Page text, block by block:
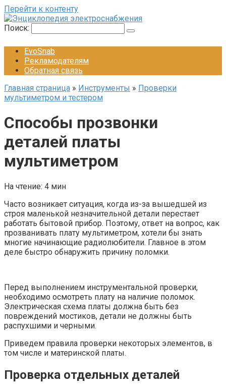
Перейти к контенту
Поиск:
EvoSnab
Рекламодателям
Обратная связь
Главная страница » Инструменты » Проверки
мультиметром и тестером
Способы прозвонки
деталей платы
мультиметром
На чтение: 4 мин
Часто возникает ситуация, когда из-за вышедшей из
строя маленькой незначительной детали перестает
работать бытовой прибор. Поэтому, ответ на вопрос, как
прозванивать плату мультиметром, хотели бы знать
многие начинающие радиолюбители. Главное в этом
деле быстро обнаружить причину поломки.
Перед выполнением инструментальной проверки,
необходимо осмотреть плату на наличие поломок.
Электрическая схема платы должна быть без
повреждений мостиков, детали не должны быть
распухшими и черными.
Приведем правила проверки некоторых элементов, в
том числе и материнской платы.
Проверка отдельных деталей